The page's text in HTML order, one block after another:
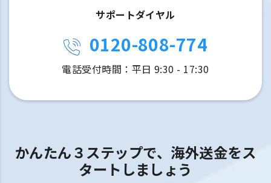
サポートダイヤル
0120-808-774
電話受付時間：平日 9:30 - 17:30
かんたん３ステップで、海外送金をス
タートしましょう